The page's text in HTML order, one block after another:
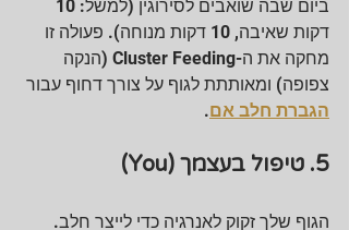
דקות שאיבה, 10 דקות מנוחה). פעולה זו
מחקה את ה-Cluster Feeding (הנקה
צפופה) ומאותתת לגוף על צורך דחוף עבור
הגברת חלב אם.
5. טיפול בעצמך (You)
הגוף שלך זקוק לאנרגיה כדי לייצר חלב.